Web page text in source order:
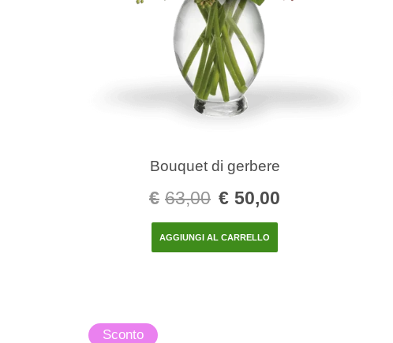
Bouquet di gerbere
€ 63,00 € 50,00
AGGIUNGI AL CARRELLO
Sconto